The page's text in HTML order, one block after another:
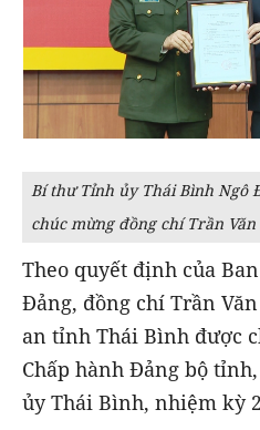
Bí thư Tỉnh ủy Thái Bình Ngô
chúc mừng đồng chí Trần Văn
Theo quyết định của
Đảng, đồng chí Trần
an tỉnh Thái Bình được
Chấp hành Đảng bộ
ủy Thái Bình, nhiệm kỳ